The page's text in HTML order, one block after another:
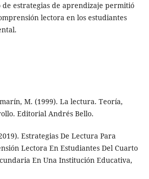
de estrategias de aprendizaje permitió
lectora en los estudiantes
M. (1999). La lectura. Teoría,
Editorial Andrés Bello.
Estrategias De Lectura Para
Lectora En Estudiantes Del Cuarto
En Una Institución Educativa,